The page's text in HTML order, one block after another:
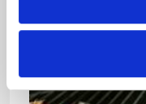
Kall Bearnaisesås